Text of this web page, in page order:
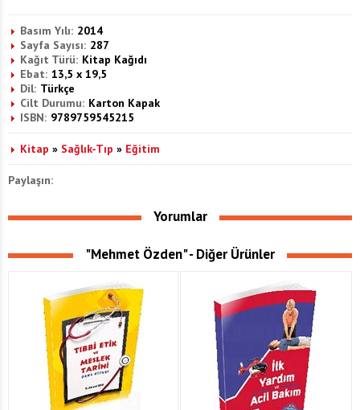
Basım Yılı: 2014
Sayfa Sayısı: 287
Kağıt Türü: Kitap Kağıdı
Ebat: 13,5 x 19,5
Dil: Türkçe
Cilt Durumu: Karton Kapak
ISBN: 9789759545215
Kitap » Sağlık-Tıp » Eğitim
Paylaşın:
Yorumlar
"Mehmet Özden" - Diğer Ürünler